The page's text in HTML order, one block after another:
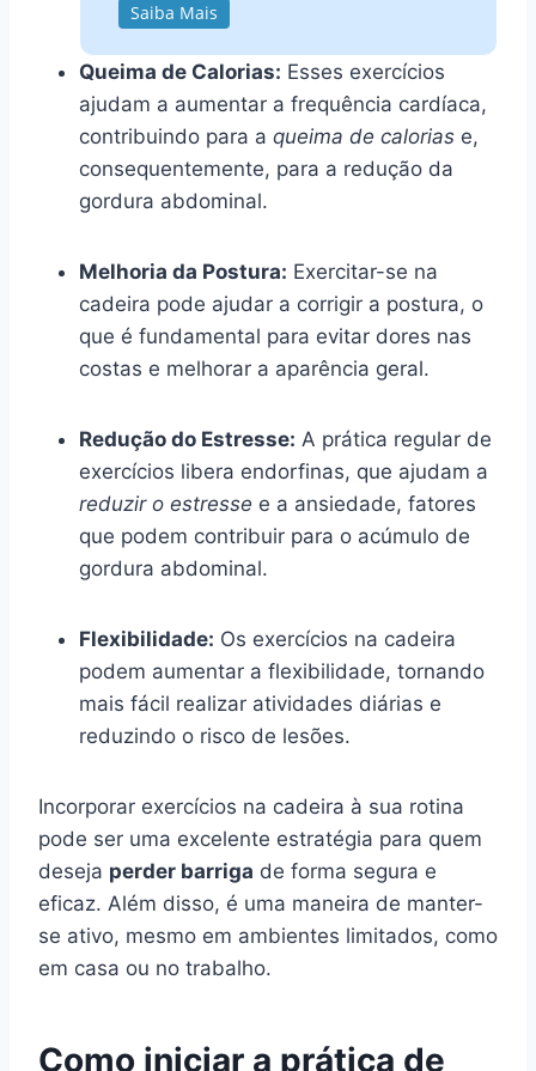
Saiba Mais
Queima de Calorias: Esses exercícios
ajudam a aumentar a frequência cardíaca,
contribuindo para a queima de calorias e,
consequentemente, para a redução da
gordura abdominal.
Melhoria da Postura: Exercitar-se na
cadeira pode ajudar a corrigir a postura, o
que é fundamental para evitar dores nas
costas e melhorar a aparência geral.
Redução do Estresse: A prática regular de
exercícios libera endorfinas, que ajudam a
reduzir o estresse e a ansiedade, fatores
que podem contribuir para o acúmulo de
gordura abdominal.
Flexibilidade: Os exercícios na cadeira
podem aumentar a flexibilidade, tornando
mais fácil realizar atividades diárias e
reduzindo o risco de lesões.
Incorporar exercícios na cadeira à sua rotina
pode ser uma excelente estratégia para quem
deseja perder barriga de forma segura e
eficaz. Além disso, é uma maneira de manter-
se ativo, mesmo em ambientes limitados, como
em casa ou no trabalho.
Como iniciar a prática de